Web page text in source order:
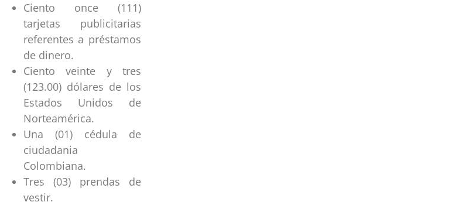
Ciento once (111)
tarjetas publicitarias
referentes a préstamos
de dinero.
Ciento veinte y tres
(123.00) dólares de los
Estados Unidos de
Norteamérica.
Una (01) cédula de
ciudadania
Colombiana.
Tres (03) prendas de
vestir.